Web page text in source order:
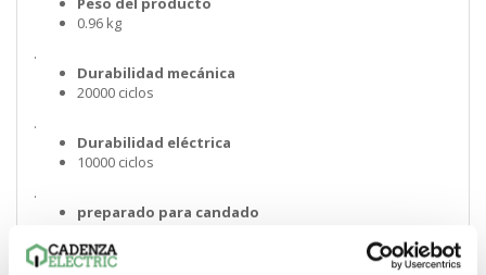
0.96 kg
.
Durabilidad mecánica
20000 ciclos
.
Durabilidad eléctrica
10000 ciclos
.
preparado para candado
.